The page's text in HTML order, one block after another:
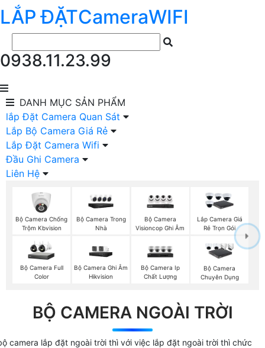
LẮP ĐẶTCameraWIFI
0938.11.23.99
DANH MỤC SẢN PHẨM
lắp Đặt Camera Quan Sát
Lắp Bộ Camera Giá Rẻ
Lắp Đặt Camera Wifi
Đầu Ghi Camera
Liên Hệ
Bộ Camera Chống
Trộm Kbvision
Bộ Camera Trong
Nhà
Bộ Camera
Visioncop Ghi Âm
Lắp Camera Giá
Rẻ Trọn Gói
Bộ Camera Full
Color
Bộ Camera Ghi Âm
Hikvision
Bộ Camera Ip
Chất Lượng
Bộ Camera
Chuyên Dụng
BỘ CAMERA NGOÀI TRỜI
camera lắp đặt ngoài trời thì với việc lắp đặt ngoài trời thì chức